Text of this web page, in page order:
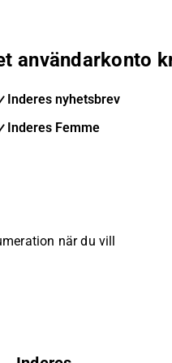
användarkonto
Inderes nyhetsbrev
Inderes Femme
när du vill